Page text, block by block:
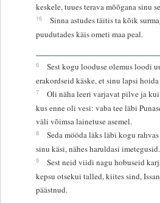
keskele, tuues terava mõõgana sinu
16
Sinna astudes täitis ta kõik
puudutades käis ometi maa peal.
6
Sest kogu looduse olemus loodi
erakordseid käske, et sinu lapsi
7
Oli näha leeri varjavat pilve ja
kus enne oli vesi: vaba tee läbi
väli võimsa lainetuse asemel.
8
Seda mööda läks läbi kogu
sinu käsi, nähes haruldasi imetegusid.
9
Sest neid viidi nagu hobuseid
kepsu otsekui talled, kiites sind,
päästnud.